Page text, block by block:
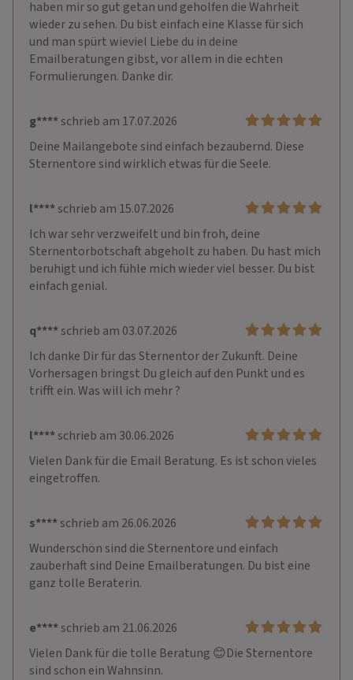
haben mir so gut getan und geholfen die Wahrheit
wieder zu sehen. Du bist einfach eine Klasse für sich
und man spürt wieviel Liebe du in deine
Emailberatungen gibst, vor allem in die echten
Formulierungen. Danke dir.
g****schrieb am 17.07.2026
Deine Mailangebote sind einfach bezaubernd. Diese
Sternentore sind wirklich etwas für die Seele.
l****schrieb am 15.07.2026
Ich war sehr verzweifelt und bin froh, deine
Sternentorbotschaft abgeholt zu haben. Du hast mich
beruhigt und ich fühle mich wieder viel besser. Du bist
einfach genial.
q****schrieb am 03.07.2026
Ich danke Dir für das Sternentor der Zukunft. Deine
Vorhersagen bringst Du gleich auf den Punkt und es
trifft ein. Was will ich mehr ?
l****schrieb am 30.06.2026
Vielen Dank für die Email Beratung. Es ist schon vieles
eingetroffen.
s****schrieb am 26.06.2026
Wunderschön sind die Sternentore und einfach
zauberhaft sind Deine Emailberatungen. Du bist eine
ganz tolle Beraterin.
e****schrieb am 21.06.2026
Vielen Dank für die tolle Beratung 😊Die Sternentore
sind schon ein Wahnsinn.